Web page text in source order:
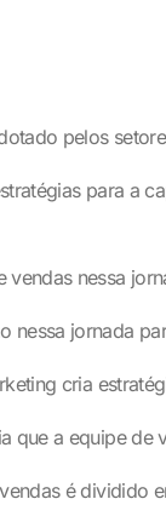
pelos
para a
nessa
nessa jornada
cria
que a equipe
é dividido